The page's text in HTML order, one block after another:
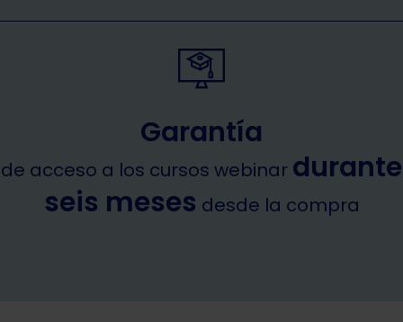
Garantía
de acceso a los cursos webinar durante
seis meses desde la compra